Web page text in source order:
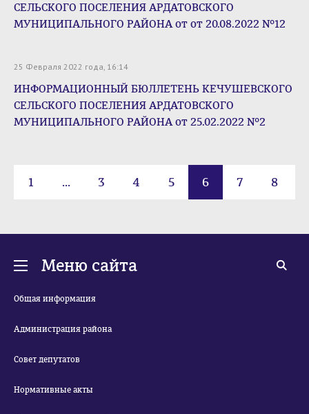
СЕЛЬСКОГО ПОСЕЛЕНИЯ АРДАТОВСКОГО
МУНИЦИПАЛЬНОГО РАЙОНА от от 20.08.2022 №12
25 Февраля 2022 года, 16:14
ИНФОРМАЦИОННЫЙ БЮЛЛЕТЕНЬ КЕЧУШЕВСКОГО
СЕЛЬСКОГО ПОСЕЛЕНИЯ АРДАТОВСКОГО
МУНИЦИПАЛЬНОГО РАЙОНА от 25.02.2022 №2
1 ... 3 4 5 6 7 8
Меню сайта
Общая информация
Администрация района
Совет депутатов
Нормативные акты